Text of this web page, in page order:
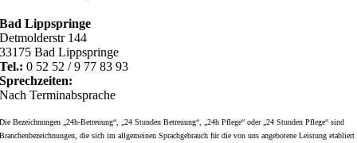
Bad Lippspringe
Detmolderstr 144
33175 Bad Lippspringe
Tel.: 0 52 52 / 9 77 83 93
Sprechzeiten:
Nach Terminabsprache
Die Bezeichnungen „24h-Betreuung“, „24 Stunden Betreuung“, „24h Pflege“ oder „24 Stunden Pflege“ sind
Branchenbezeichnungen, die sich im allgemeinen Sprachgebrauch für die von uns angebotene Leistung etabliert